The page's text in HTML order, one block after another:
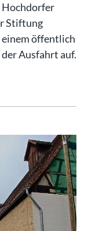
Hochdorfer
Stiftung
einem öffentlich
Ausfahrt auf.